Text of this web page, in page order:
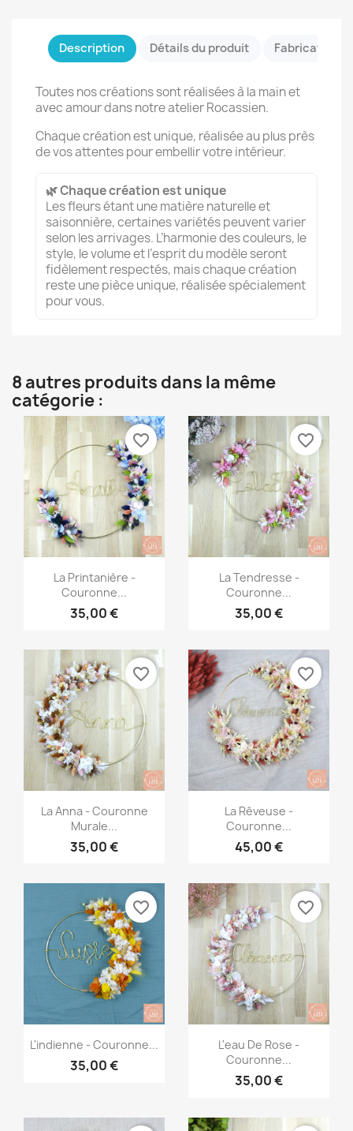
Description Détails du produit Fabrication
Toutes nos créations sont réalisées à la main et
avec amour dans notre atelier Rocassien.
Chaque création est unique, réalisée au plus près
de vos attentes pour embellir votre intérieur.
🌿 Chaque création est unique
Les fleurs étant une matière naturelle et
saisonnière, certaines variétés peuvent varier
selon les arrivages. L’harmonie des couleurs, le
style, le volume et l’esprit du modèle seront
fidèlement respectés, mais chaque création
reste une pièce unique, réalisée spécialement
pour vous.
8 autres produits dans la même
catégorie :
 Aperçu rapide
La Printanière -
Couronne...
35,00 €
favorite_border
 Aperçu rapide
La Tendresse -
Couronne...
35,00 €
favorite_border
Aperçu rapide
La Anna - Couronne
Murale...
35,00 €
favorite_border
Aperçu rapide
La Rêveuse -
Couronne...
45,00 €
favorite_border
Aperçu rapide
L'indienne - Couronne...
35,00 €
favorite_border
Aperçu rapide
L'eau De Rose -
Couronne...
35,00 €
favorite_border